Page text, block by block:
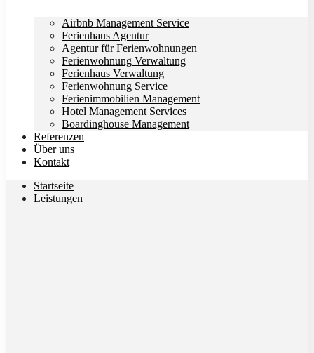
Airbnb Management Service
Ferienhaus Agentur
Agentur für Ferienwohnungen
Ferienwohnung Verwaltung
Ferienhaus Verwaltung
Ferienwohnung Service
Ferienimmobilien Management
Hotel Management Services
Boardinghouse Management
Referenzen
Über uns
Kontakt
Startseite
Leistungen